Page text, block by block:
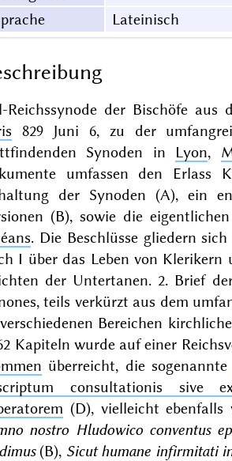
Lateinisch
Reichssynode der Bischöfe aus
829 Juni 6, zu der
Synoden in Lyon,
umfassen den Erlass
der Synoden (A), ein
(B), sowie die
. Die Beschlüsse gliedern
I über das Leben von
der Untertanen. 2. Brief
teils verkürzt aus dem
Bereichen
Kapiteln wurde auf einer
überreicht, die sogenannte
consultationis sive
(D), vielleicht ebenfalls
nostro Hludowico conventus
(B), Sicut humane infirmitati